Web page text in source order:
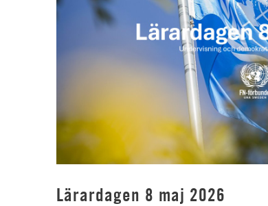
Lärardagen 8 maj 2026